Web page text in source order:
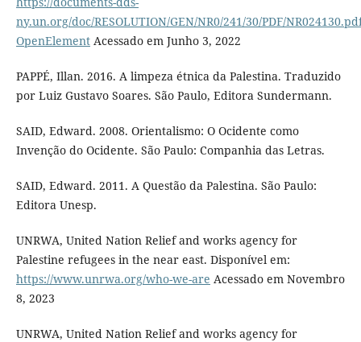
ny.un.org/doc/RESOLUTION/GEN/NR0/241/30/PDF/
OpenElementAcessado em Junho 3, 2022
PAPPÉ, Illan. 2016. A limpeza étnica da Palestina. Traduzido
por Luiz Gustavo Soares. São Paulo, Editora Sundermann.
SAID, Edward. 2008. Orientalismo: O Ocidente como
Invenção do Ocidente. São Paulo: Companhia das Letras.
SAID, Edward. 2011. A Questão da Palestina. São Paulo:
Editora Unesp.
UNRWA, United Nation Relief and works agency for
Palestine refugees in the near east. Disponível em:
https://www.unrwa.org/who-we-are Acessado em Novembro
8, 2023
UNRWA, United Nation Relief and works agency for